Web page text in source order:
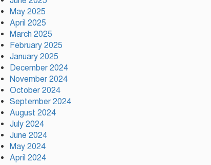
দুর্গাপূজায় আসছে সালমার নতুন
গান, রেকর্ড সম্পন্ন
May 2025
April 2025
March 2025
February 2025
January 2025
December 2024
November 2024
October 2024
September 2024
August 2024
July 2024
June 2024
May 2024
April 2024